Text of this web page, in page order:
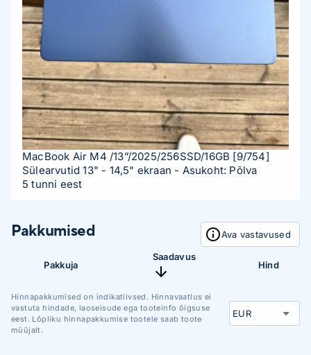
MacBook Air M4 /13”/2025/256SSD/16GB [9/754]
Sülearvutid 13" - 14,5" ekraan - Asukoht: Põlva
5 tunni eest
Pakkumised Ava vastavused
Pakkuja
Saadavus
Hind
Hinnapakkumised on indikatiivsed. Hinnavaatlus ei
vastuta hindade, laoseisude ega tooteinfo õigsuse
eest. Lõpliku hinnapakkumise tootele saab toote
müüjalt.